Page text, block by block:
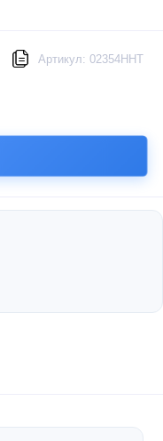
Артикул: 02354HHT